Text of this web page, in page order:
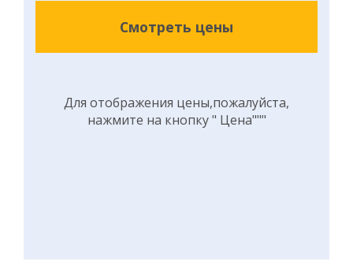
Смотреть цены
Для отображения цены,пожалуйста,
нажмите на кнопку " Цена"""